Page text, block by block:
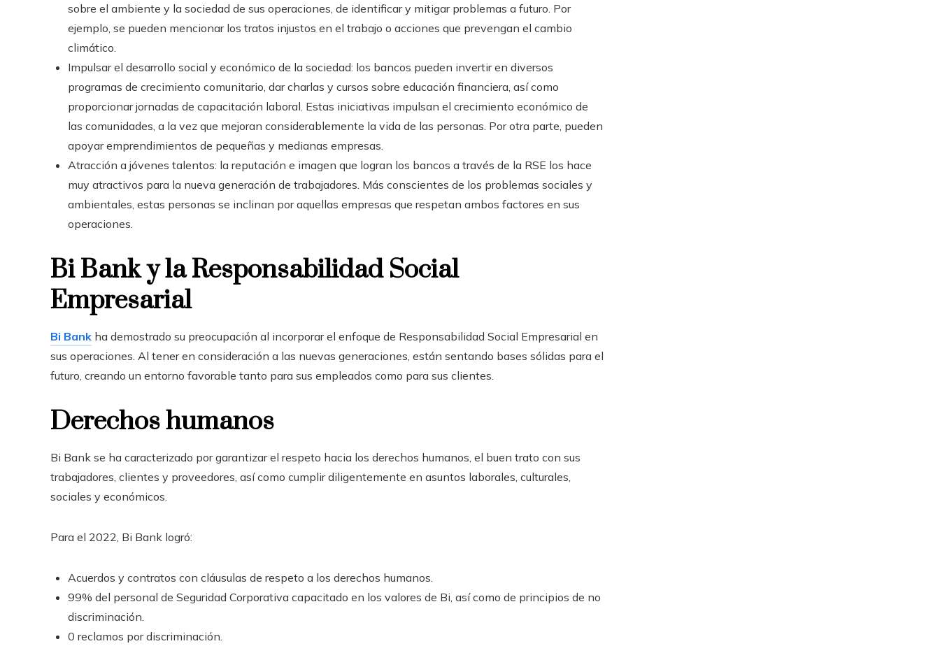
sobre el ambiente y la sociedad de sus operaciones, de identificar y mitigar problemas a futuro. Por
ejemplo, se pueden mencionar los tratos injustos en el trabajo o acciones que prevengan el cambio
climático.
Impulsar el desarrollo social y económico de la sociedad: los bancos pueden invertir en diversos
programas de crecimiento comunitario, dar charlas y cursos sobre educación financiera, así como
proporcionar jornadas de capacitación laboral. Estas iniciativas impulsan el crecimiento económico de
las comunidades, a la vez que mejoran considerablemente la vida de las personas. Por otra parte, pueden
apoyar emprendimientos de pequeñas y medianas empresas.
Atracción a jóvenes talentos: la reputación e imagen que logran los bancos a través de la RSE los hace
muy atractivos para la nueva generación de trabajadores. Más conscientes de los problemas sociales y
ambientales, estas personas se inclinan por aquellas empresas que respetan ambos factores en sus
operaciones.
Bi Bank y la Responsabilidad Social
Empresarial
Bi Bank ha demostrado su preocupación al incorporar el enfoque de Responsabilidad Social Empresarial en
sus operaciones. Al tener en consideración a las nuevas generaciones, están sentando bases sólidas para el
futuro, creando un entorno favorable tanto para sus empleados como para sus clientes.
Derechos humanos
Bi Bank se ha caracterizado por garantizar el respeto hacia los derechos humanos, el buen trato con sus
trabajadores, clientes y proveedores, así como cumplir diligentemente en asuntos laborales, culturales,
sociales y económicos.
Para el 2022, Bi Bank logró:
Acuerdos y contratos con cláusulas de respeto a los derechos humanos.
99% del personal de Seguridad Corporativa capacitado en los valores de Bi, así como de principios de no
discriminación.
0 reclamos por discriminación.